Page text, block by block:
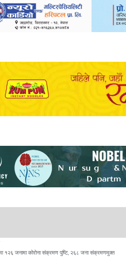
१२६ जनामा कोरोना संक्रमण पुष्टि, २६८ जना संक्रमणमुक्त